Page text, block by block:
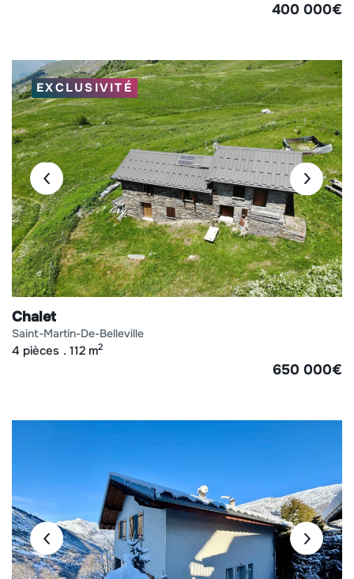
400 000€
EXCLUSIVITÉ
Chalet
saint-martin-de-belleville
4 pièces 112 m2
650 000€